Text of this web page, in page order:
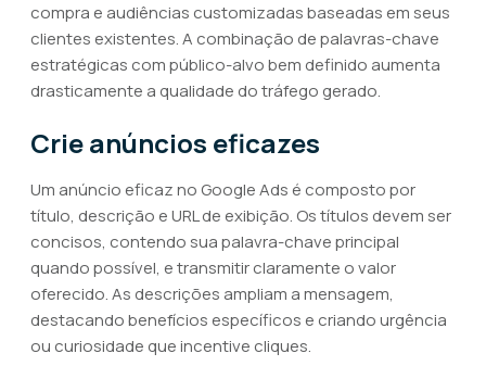
compra e audiências customizadas baseadas em seus
clientes existentes. A combinação de palavras-chave
estratégicas com público-alvo bem definido aumenta
drasticamente a qualidade do tráfego gerado.
Crie anúncios eficazes
Um anúncio eficaz no Google Ads é composto por
título, descrição e URL de exibição. Os títulos devem ser
concisos, contendo sua palavra-chave principal
quando possível, e transmitir claramente o valor
oferecido. As descrições ampliam a mensagem,
destacando benefícios específicos e criando urgência
ou curiosidade que incentive cliques.